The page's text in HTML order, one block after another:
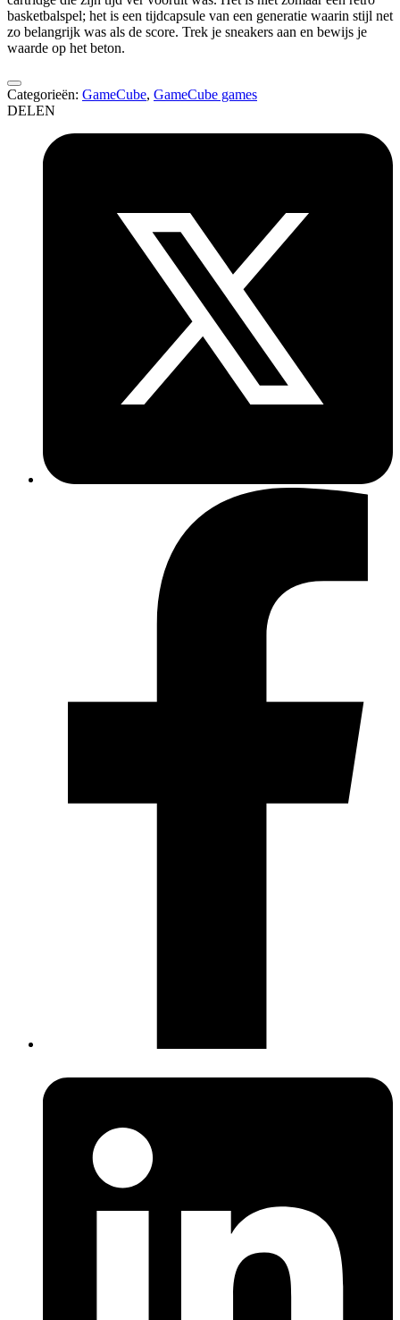
basketbalspel; het is een tijdcapsule van een generatie waarin stijl net
zo belangrijk was als de score. Trek je sneakers aan en bewijs je
waarde op het beton.
Categorieën: GameCube, GameCube games
DELEN